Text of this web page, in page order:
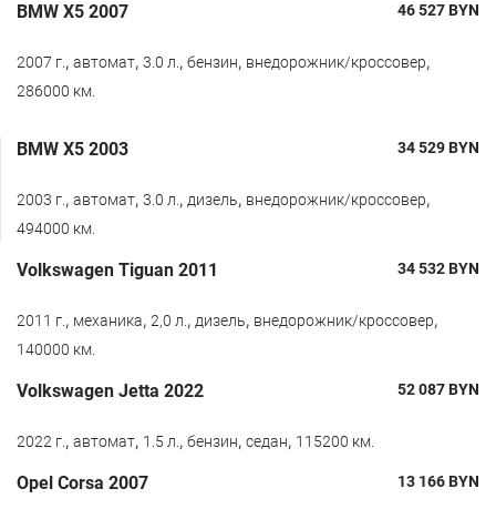
BMW X5 2007 46 527BYN
2007 г., автомат, 3.0 л., бензин, внедорожник/кроссовер,
286000 км.
BMW X5 2003 34 529BYN
2003 г., автомат, 3.0 л., дизель, внедорожник/кроссовер,
494000 км.
Volkswagen Tiguan 2011 34 532BYN
2011 г., механика, 2,0 л., дизель, внедорожник/кроссовер,
140000 км.
Volkswagen Jetta 2022 52 087BYN
2022 г., автомат, 1.5 л., бензин, седан, 115200 км.
Opel Corsa 2007 13 166BYN